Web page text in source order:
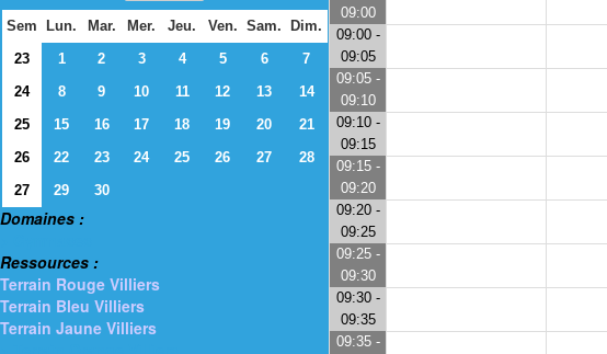
Sem Lun. Mar. Mer. Jeu. Ven. Sam.
Dim.
23
1 2 3 4 5 6
7
24
8 9 10 11 12 13
14
25
15 16 17 18 19 20
21
26
22 23 24 25 26 27
28
27
29 30
Domaines :
Ressources :
Terrain Rouge Villiers
Terrain Bleu Villiers
Terrain Jaune Villiers
09:00
09:00 -
09:05
09:05 -
09:10
09:10 -
09:15
09:15 -
09:20
09:20 -
09:25
09:25 -
09:30
09:30 -
09:35
09:35 -